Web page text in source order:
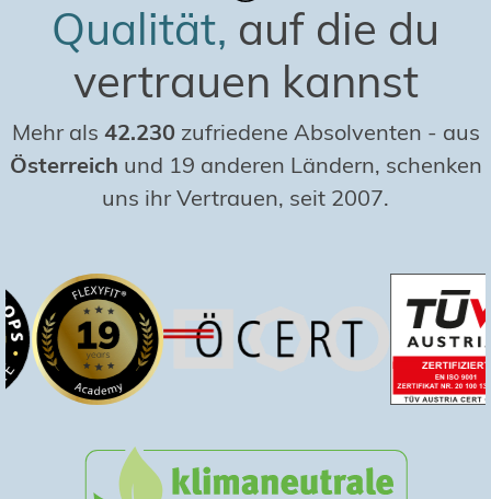
Qualität, auf die du
vertrauen kannst
Mehr als 42.230 zufriedene Absolventen - aus
Österreich und 19 anderen Ländern, schenken
uns ihr Vertrauen, seit 2007.